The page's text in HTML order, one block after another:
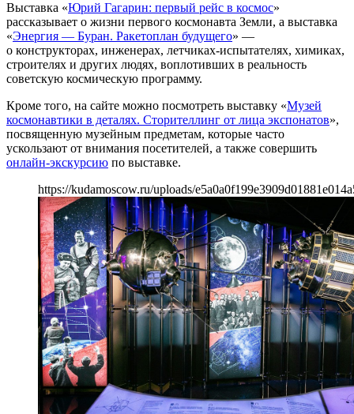
Выставка «Юрий Гагарин: первый рейс в космос»
рассказывает о жизни первого космонавта Земли, а выставка
«Энергия — Буран. Ракетоплан будущего» —
о конструкторах, инженерах, летчиках-испытателях, химиках,
строителях и других людях, воплотивших в реальность
советскую космическую программу.
Кроме того, на сайте можно посмотреть выставку «Музей
космонавтики в деталях. Сторителлинг от лица экспонатов»,
посвященную музейным предметам, которые часто
ускользают от внимания посетителей, а также совершить
онлайн-экскурсию по выставке.
https://kudamoscow.ru/uploads/